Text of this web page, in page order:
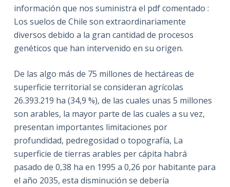
información que nos suministra el pdf comentado :
Los suelos de Chile son extraordinariamente
diversos debido a la gran cantidad de procesos
genéticos que han intervenido en su origen.
De las algo más de 75 millones de hectáreas de
superficie territorial se consideran agrícolas
26.393.219 ha (34,9 %), de las cuales unas 5 millones
son arables, la mayor parte de las cuales a su vez,
presentan importantes limitaciones por
profundidad, pedregosidad o topografía, La
superficie de tierras arables per cápita habrá
pasado de 0,38 ha en 1995 a 0,26 por habitante para
el año 2035, esta disminución se debería